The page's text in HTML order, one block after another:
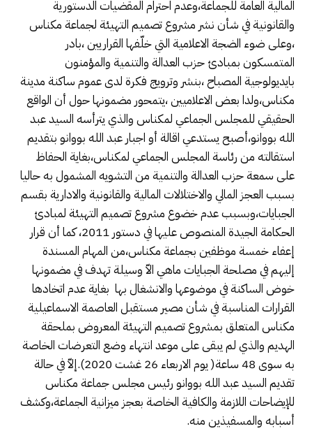
المالية العامة للجماعة،وعدم احترام المقضيات الدستورية
والقانونية في شأن نشر مشروع تصميم التهيئة لجماعة مكناس
،وعلى ضوء الضجة الاعلامية التي خلّفها القراريين ،بادر
المتمسكون بمبادئ حزب العدالة والتنمية والمؤمنون
بايديولوجية المصباح ،بنشر وترويج فكرة لدى عموم ساكنة مدينة
مكناس،ولدا بعض الاعلاميين ،يتمحور مضمونها حول أن الواقع
الحقيقي للمجلس الجماعي لمكناس والذي يترأسه السيد عبد
الله بووانو،أصبح يستدعي اقالة أو اجبار عبد الله بووانو بتقديم
استقالته من رئاسة المجلس الجماعي لمكناس،بغاية الحفاظ
على سمعة حزب العدالة والتنمية من التشويه المشمول به حاليا
بسبب العجز المالي والاختلالات المالية والقانونية والادارية بقسم
الجبايات،وبسبب عدم خضوع مشروع تصميم التهيئة لمبادئ
الحكامة الجيدة المنصوص عليها في دستور 2011، كما أن قرار
إعفاء خمسة موظفين بجماعة مكناس،من المهام المسندة
إليهم في مصلحة الجبايات ماهي الاّ وسيلة تهدف في مضمونها
خوض الساكنة في موضوعها والانشغال بها بغاية عدم اتخادها
القرارات المناسبة في شأن مصير مستقبل العاصمة الاسماعيلية
مكناس المتعلق بمشروع تصميم التهيئة المعروض بملحقة
الهديم والذي لم يبقى على موعد انتهاء وضع التعرضات الخاصة
به سوى 48 ساعة( يوم الاربعاء 26 غشت 2020).إلاّ في حالة
تقديم السيد عبد الله بووانو رئيس مجلس جماعة مكناس
للإيضاحات اللازمة والكافية الخاصة بعجز ميزانية الجماعة،وكشف
أسبابه والمسفيذين منه.